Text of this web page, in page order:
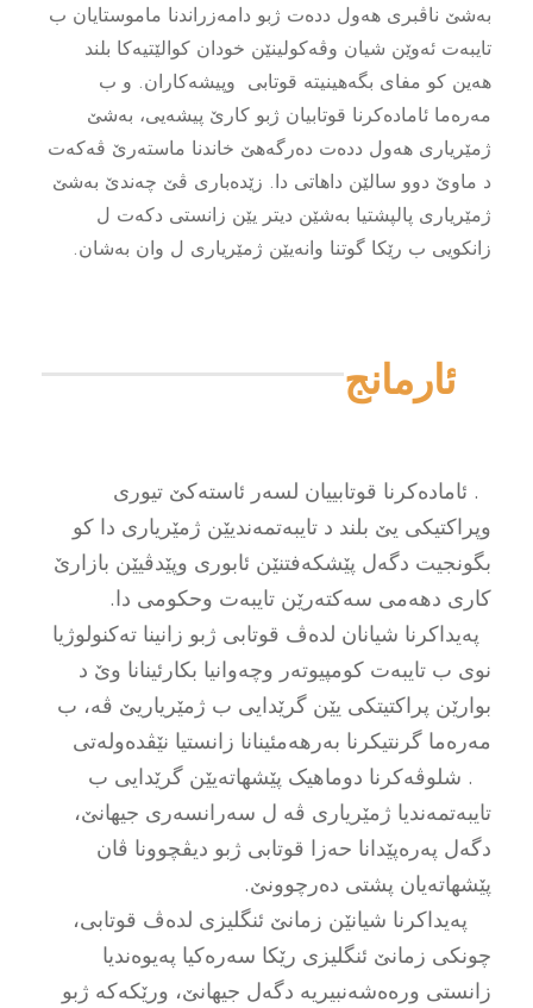
بەشێ ناڤبرى هەول ددەت ژبو دامەزراندنا ماموستایان ب
تایبەت ئەوێن شیان وڤەکولینێن خودان کوالێتیەکا بلند
هەین کو مفاى بگەهینیتە قوتابى وپیشەکاران. و ب
مەرەما ئامادەکرنا قوتابیان ژبو کارێ پیشەیى، بەشێ
ژمێریارى هەول ددەت دەرگەهێ خاندنا ماستەرێ ڤەکەت
د ماوێ دوو سالێن داهاتى دا. زێدەبارى ڤێ چەندێ بەشێ
ژمێریارى پالپشتیا بەشێن دیتر یێن زانستى دکەت ل
زانکویى ب رێکا گوتنا وانەیێن ژمێریارى ل وان بەشان.
ئارمانج
. ئامادەکرنا قوتابییان لسەر ئاستەکێ تیورى
وپراکتیکى یێ بلند د تایبەتمەندیێن ژمێریارى دا کو
بگونجیت دگەل پێشکەفتنێن ئابورى وپێدڤیێن بازارێ
کارى دهەمى سەکتەرێن تایبەت وحکومى دا.
پەیداکرنا شیانان لدەڤ قوتابى ژبو زانینا تەکنولوژیا
نوى ب تایبەت کومپیوتەر وچەوانیا بکارئینانا وێ د
بوارێن پراکتیتکى یێن گرێدایى ب ژمێریاریێ ڤە، ب
مەرەما گرنتیکرنا بەرهەمئینانا زانستیا نێڤدەولەتى
. شلوڤەکرنا دوماهیک پێشهاتەیێن گرێدایى ب
تایبەتمەندیا ژمێریارى ڤە ل سەرانسەرى جیهانێ،
دگەل پەرەپێدانا حەزا قوتابى ژبو دیڤچوونا ڤان
پێشهاتەیان پشتى دەرچوونێ.
پەیداکرنا شیانێن زمانێ ئنگلیزى لدەڤ قوتابى،
چونکى زمانێ ئنگلیزى رێکا سەرەکیا پەیوەندیا
زانستى ورەەشەنبیریە دگەل جیهانێ، ورێکەکە ژبو